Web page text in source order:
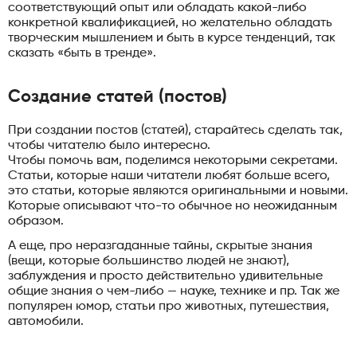
соответствующий опыт или обладать какой-либо
конкретной квалификацией, но желательно обладать
творческим мышлением и быть в курсе тенденций, так
сказать «быть в тренде».
Создание статей (постов)
При создании постов (статей), старайтесь сделать так,
чтобы читателю было интересно.
Чтобы помочь вам, поделимся некоторыми секретами.
Статьи, которые наши читатели любят больше всего,
это статьи, которые являются оригинальными и новыми.
Которые описывают что-то обычное но неожиданным
образом.
А еще, про неразгаданные тайны, скрытые знания
(вещи, которые большинство людей не знают),
заблуждения и просто действительно удивительные
общие знания о чем-либо — науке, технике и пр. Так же
популярен юмор, статьи про животных, путешествия,
автомобили.